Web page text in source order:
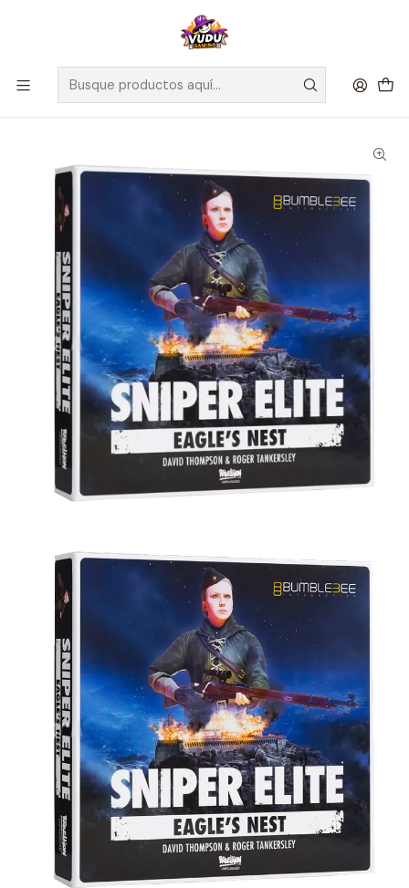
🚀 ¡Despachamos a todo Chile! Envío GRATIS a Regiones sobre
$100.000 y a RM sobre $35.000
Inicio Juegos de Mesa Editorial Exploding Kittens
Sniper Elite: Eagle's Nest - Español